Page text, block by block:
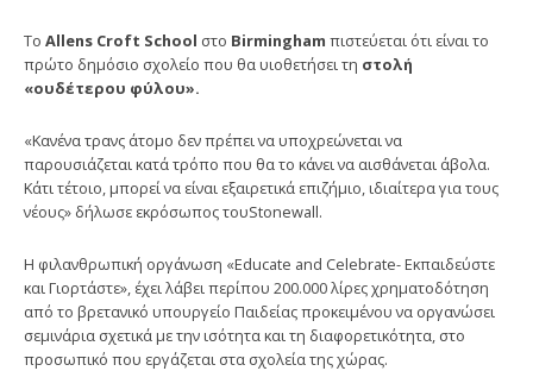
Το Allens Croft School στο Birmingham πιστεύεται ότι είναι το
πρώτο δημόσιο σχολείο που θα υιοθετήσει τη στολή
«ουδέτερου φύλου».
«Κανένα τρανς άτομο δεν πρέπει να υποχρεώνεται να
παρουσιάζεται κατά τρόπο που θα το κάνει να αισθάνεται άβολα.
Κάτι τέτοιο, μπορεί να είναι εξαιρετικά επιζήμιο, ιδιαίτερα για τους
νέους» δήλωσε εκρόσωπος τουStonewall.
Η φιλανθρωπική οργάνωση «Educate and Celebrate- Εκπαιδεύστε
και Γιορτάστε», έχει λάβει περίπου 200.000 λίρες χρηματοδότηση
από το βρετανικό υπουργείο Παιδείας προκειμένου να οργανώσει
σεμινάρια σχετικά με την ισότητα και τη διαφορετικότητα, στο
προσωπικό που εργάζεται στα σχολεία της χώρας.